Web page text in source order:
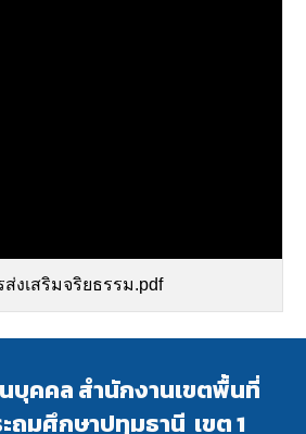
งเสริมจริยธรรม.pdf
บุคคล สำนักงานเขตพื้นที่
ถมศึกษาปทุมธานี เขต 1